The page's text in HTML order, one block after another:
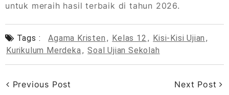
untuk meraih hasil terbaik di tahun 2026.
Tags : Agama Kristen , Kelas 12 , Kisi-Kisi Ujian ,
Kurikulum Merdeka, Soal Ujian Sekolah
Previous Post Next Post